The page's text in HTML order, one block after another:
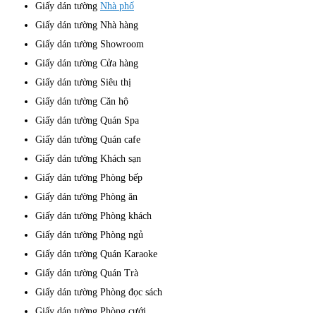
Giấy dán tường Nhà phố
Giấy dán tường Nhà hàng
Giấy dán tường Showroom
Giấy dán tường Cửa hàng
Giấy dán tường Siêu thị
Giấy dán tường Căn hộ
Giấy dán tường Quán Spa
Giấy dán tường Quán cafe
Giấy dán tường Khách sạn
Giấy dán tường Phòng bếp
Giấy dán tường Phòng ăn
Giấy dán tường Phòng khách
Giấy dán tường Phòng ngủ
Giấy dán tường Quán Karaoke
Giấy dán tường Quán Trà
Giấy dán tường Phòng đọc sách